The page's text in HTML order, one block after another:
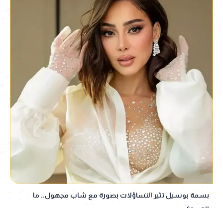
بسمة بوسيل تثير التساؤلات بصورة مع شاب مجهول.. ما